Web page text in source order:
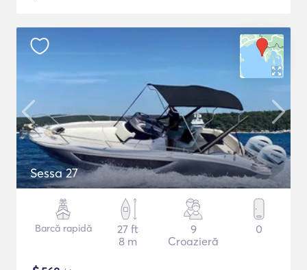
Sessa 27
Barcă rapidă
27 ft
8 m
9
Croazieră
0